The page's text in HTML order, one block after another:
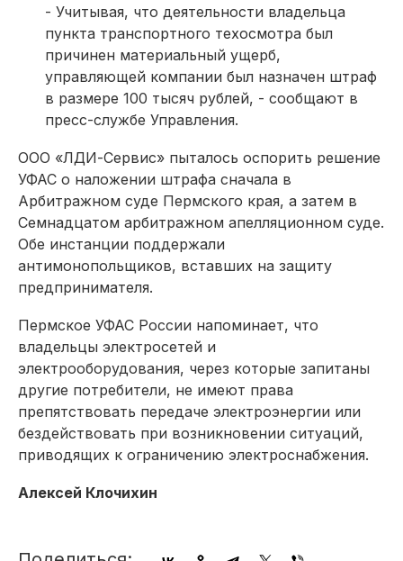
- Учитывая, что деятельности владельца
пункта транспортного техосмотра был
причинен материальный ущерб,
управляющей компании был назначен штраф
в размере 100 тысяч рублей, - сообщают в
пресс-службе Управления.
ООО «ЛДИ-Сервис» пыталось оспорить решение
УФАС о наложении штрафа сначала в
Арбитражном суде Пермского края, а затем в
Семнадцатом арбитражном апелляционном суде.
Обе инстанции поддержали
антимонопольщиков, вставших на защиту
предпринимателя.
Пермское УФАС России напоминает, что
владельцы электросетей и
электрооборудования, через которые запитаны
другие потребители, не имеют права
препятствовать передаче электроэнергии или
бездействовать при возникновении ситуаций,
приводящих к ограничению электроснабжения.
Алексей Клочихин